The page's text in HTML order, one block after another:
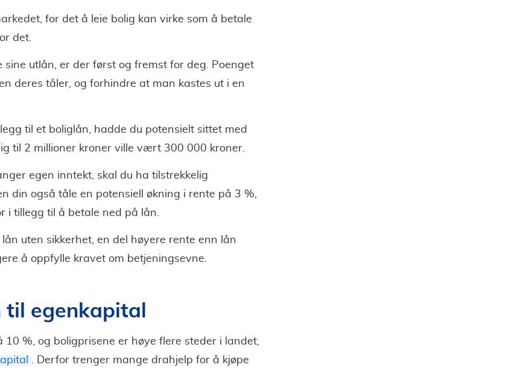
for det å leie bolig kan virke som å betale
det.
utlån, er der først og fremst for deg. Poenget
deres tåler, og forhindre at man kastes ut i en
til et boliglån, hadde du potensielt sittet med
til 2 millioner kroner ville vært 300 000 kroner.
egen inntekt, skal du ha tilstrekkelig
din også tåle en potensiell økning i rente på 3 %,
i tillegg til å betale ned på lån.
uten sikkerhet, en del høyere rente enn lån
å oppfylle kravet om betjeningsevne.
egenkapital
%, og boligprisene er høye flere steder i landet,
. Derfor trenger mange drahjelp for å kjøpe